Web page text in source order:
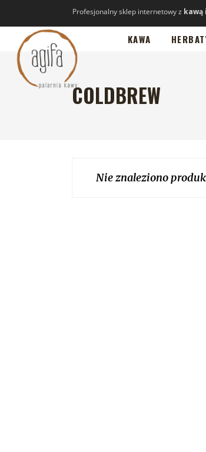
Profesjonalny sklep internetowy z kawą
KAWA
COLDBREW
Nie znaleziono